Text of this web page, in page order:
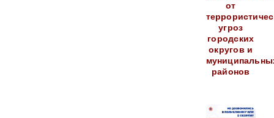
от
угроз
городских
округов и
районов